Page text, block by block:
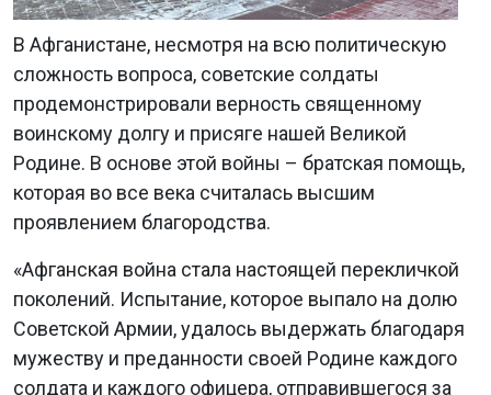
В Афганистане, несмотря на всю политическую
сложность вопроса, советские солдаты
продемонстрировали верность священному
воинскому долгу и присяге нашей Великой
Родине. В основе этой войны – братская помощь,
которая во все века считалась высшим
проявлением благородства.
«Афганская война стала настоящей перекличкой
поколений. Испытание, которое выпало на долю
Советской Армии, удалось выдержать благодаря
мужеству и преданности своей Родине каждого
солдата и каждого офицера, отправившегося за